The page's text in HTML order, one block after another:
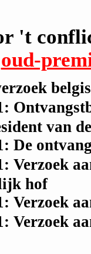
't
oud-
van
De
Verzoek
hof
Verzoek
Verzoek